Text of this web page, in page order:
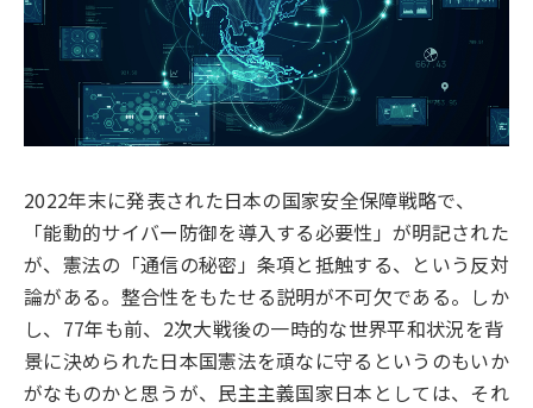
2022年末に発表された日本の国家安全保障戦略で、
「能動的サイバー防御を導入する必要性」が明記された
が、憲法の「通信の秘密」条項と抵触する、という反対
論がある。整合性をもたせる説明が不可欠である。しか
し、77年も前、2次大戦後の一時的な世界平和状況を背
景に決められた日本国憲法を頑なに守るというのもいか
がなものかと思うが、民主主義国家日本としては、それ